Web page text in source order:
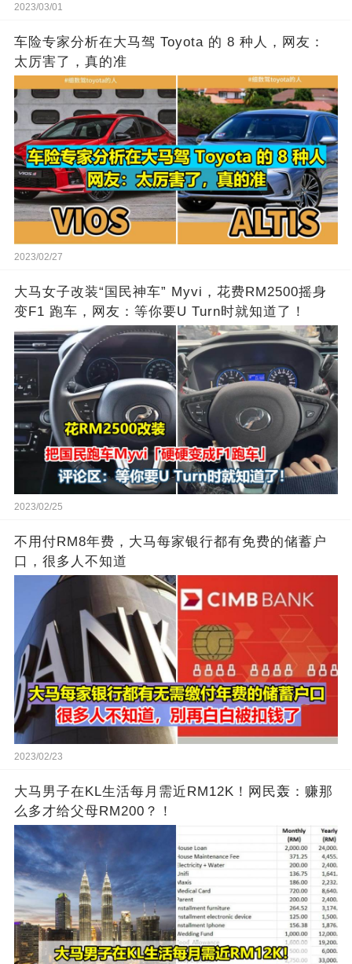
2023/03/01
车险专家分析在大马驾 Toyota 的 8 种人，网友：
太厉害了，真的准
2023/02/27
大马女子改装“国民神车” Myvi，花费RM2500摇身
变F1 跑车，网友：等你要U Turn时就知道了！
2023/02/25
不用付RM8年费，大马每家银行都有免费的储蓄户
口，很多人不知道
2023/02/23
大马男子在KL生活每月需近RM12K！网民轰：赚那
么多才给父母RM200？！